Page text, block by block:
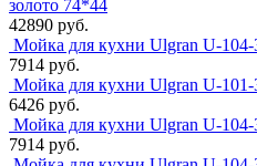
золото 74*44
42890 руб.
Мойка для кухни Ulgran U-104-
7914 руб.
Мойка для кухни Ulgran U-
6426 руб.
Мойка для кухни Ulgran U-104-
7914 руб.